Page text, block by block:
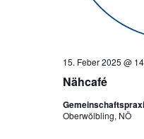
Nähcafé
15. Feber 2025 @
Oberwölbling, NÖ